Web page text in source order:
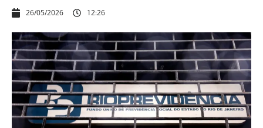
26/05/2026 12:26